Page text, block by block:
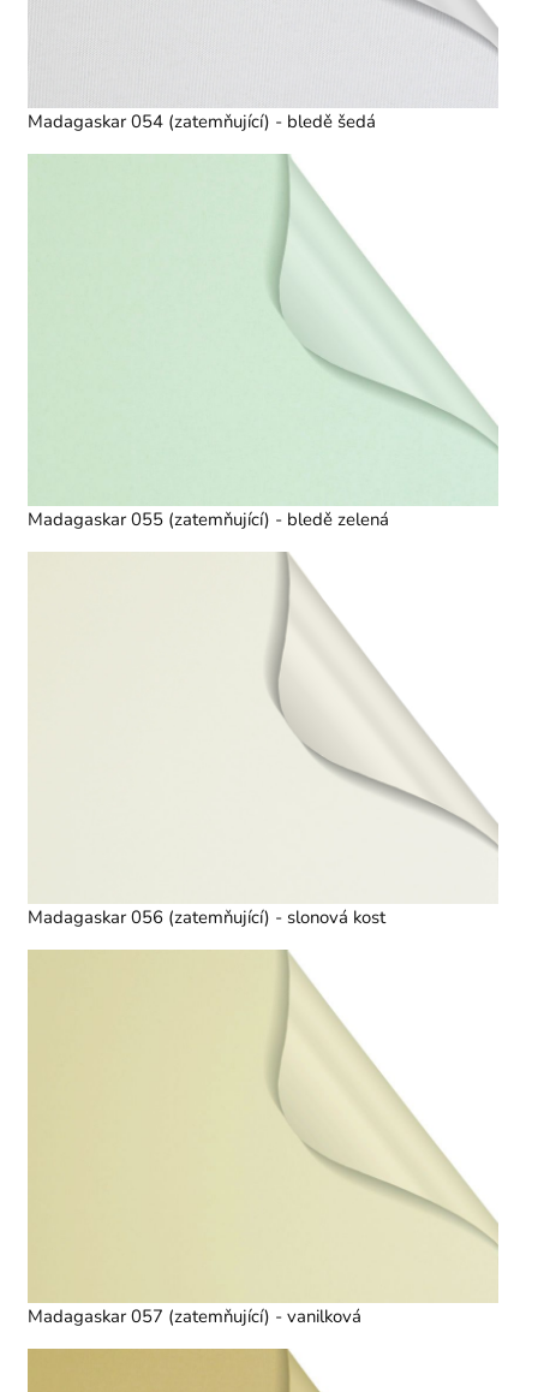
Madagaskar 054 (zatemňující) - bledě šedá
Madagaskar 055 (zatemňující) - bledě zelená
Madagaskar 056 (zatemňující) - slonová kost
Madagaskar 057 (zatemňující) - vanilková